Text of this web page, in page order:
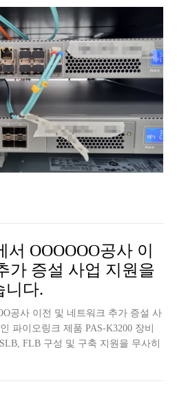
OOOOOO공사 이
가 증설 사업 지원을
니다.
공사 이전 및 네트워크 추가 증설 사
파이오링크 제품 PAS-K3200 장비
FLB 구성 및 구축 지원을 무사히